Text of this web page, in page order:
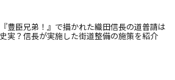
『豊臣兄弟！』で描かれた織田信長の道普請は
史実？信長が実施した街道整備の施策を紹介